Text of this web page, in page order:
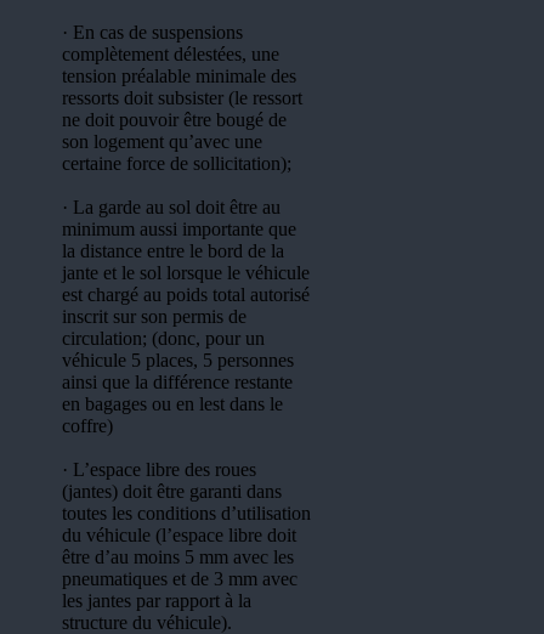
· En cas de suspensions
complètement délestées, une
tension préalable minimale des
ressorts doit subsister (le ressort
ne doit pouvoir être bougé de
son logement qu’avec une
certaine force de sollicitation);
· La garde au sol doit être au
minimum aussi importante que
la distance entre le bord de la
jante et le sol lorsque le véhicule
est chargé au poids total autorisé
inscrit sur son permis de
circulation; (donc, pour un
véhicule 5 places, 5 personnes
ainsi que la différence restante
en bagages ou en lest dans le
coffre)
· L’espace libre des roues
(jantes) doit être garanti dans
toutes les conditions d’utilisation
du véhicule (l’espace libre doit
être d’au moins 5 mm avec les
pneumatiques et de 3 mm avec
les jantes par rapport à la
structure du véhicule).